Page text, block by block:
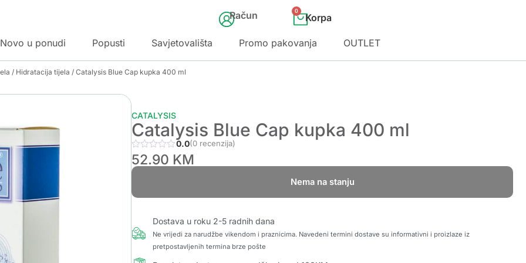
Račun 0
Novo u ponudi Popusti Savjetovališta Promo pakovanja OUTLET
/ Hidratacija tijela / Catalysis Blue Cap kupka 400 ml
CATALYSIS
Catalysis Blue Cap kupka 400 ml
0.0(0 recenzija)
52.90 KM
Nema na stanju
Dostava u roku 2-5 radnih dana
Ne vrijedi za narudžbe vikendom i praznicima. Navedeni termini dostave su informativni i proizlaze iz
pretpostavljenih termina brze pošte